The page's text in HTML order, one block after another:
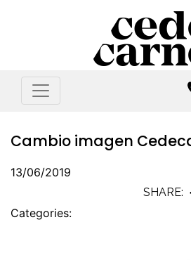
Cambio imagen
13/06/2019
SHARE:
Categories: